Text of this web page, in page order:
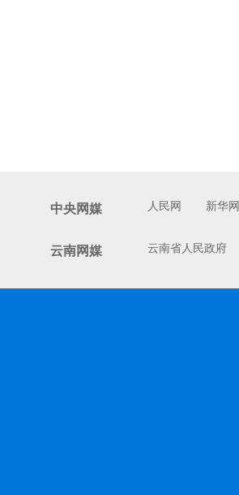
中央网媒 人民网 新华网
云南网媒 云南省人民政府